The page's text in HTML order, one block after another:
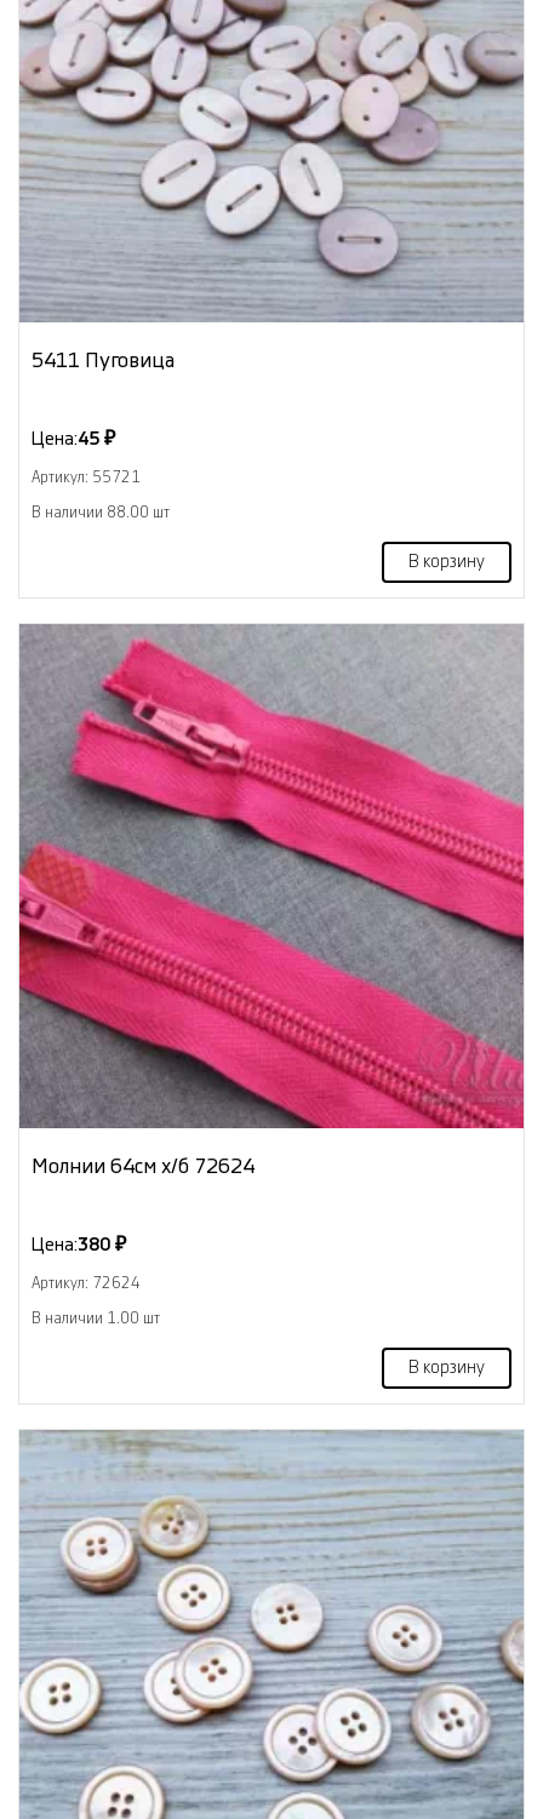
5411 Пуговица
Цена:45 ₽
Артикул: 55721
В наличии 88.00 шт
В корзину
Молнии 64см х/б 72624
Цена:380 ₽
Артикул: 72624
В наличии 1.00 шт
В корзину